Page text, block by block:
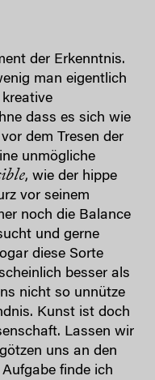
der Erkenntnis.
man eigentlich
dass es sich wie
dem Tresen der
unmögliche
, wie der hippe
vor seinem
noch die Balance
und gerne
diese Sorte
besser als
nicht so unnütze
Kunst ist doch
Lassen wir
uns an den
finde ich